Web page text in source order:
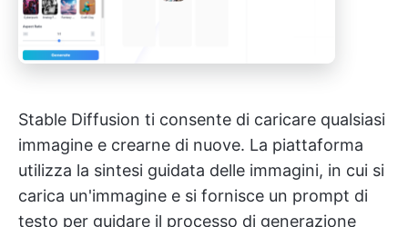
Stable Diffusion ti consente di caricare qualsiasi
immagine e crearne di nuove. La piattaforma
utilizza la sintesi guidata delle immagini, in cui si
carica un'immagine e si fornisce un prompt di
testo per guidare il processo di generazione